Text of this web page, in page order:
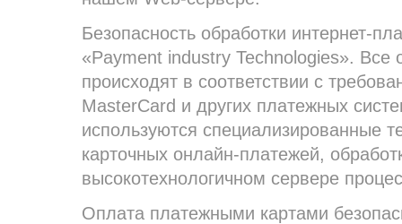
Безопасность обработки интернет-
«Payment industry Technologies».
происходят в соответствии с
MasterCard и других платежных
используются специализированные
карточных онлайн-платежей,
высокотехнологичном сервере
Оплата платежными картами